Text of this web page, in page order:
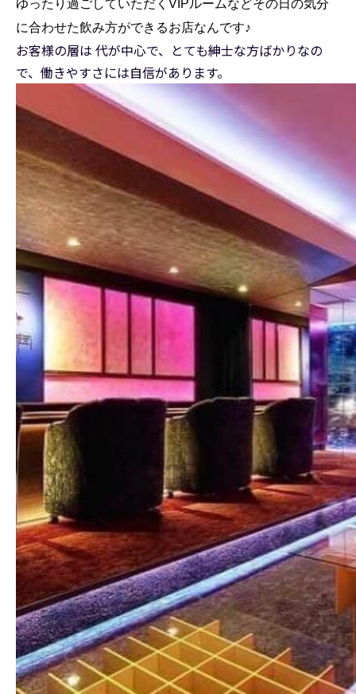
ゆったり過ごしていただくVIPルームなどその日の気分
に合わせた飲み方ができるお店なんです♪
お客様の層は 代が中心で、とても紳士な方ばかりなの
で、働きやすさには自信があります。